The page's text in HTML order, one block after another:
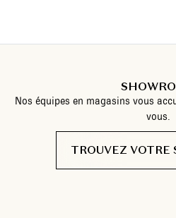
Nos équipes en magasins vous
vous.
TROUVEZ VOTRE